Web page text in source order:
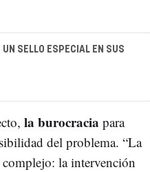
SELLO ESPECIAL EN SUS
la burocracia para
del problema. “La
la intervención